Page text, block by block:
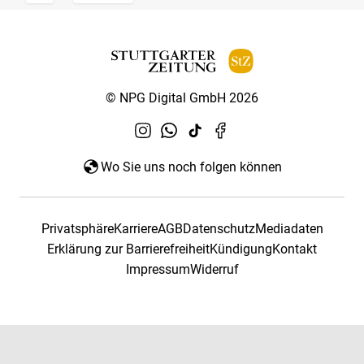
© NPG Digital GmbH 2026
Wo Sie uns noch folgen können
PrivatsphäreKarriereAGBDatenschutzMediadaten
Erklärung zur BarrierefreiheitKündigungKontakt
ImpressumWiderruf